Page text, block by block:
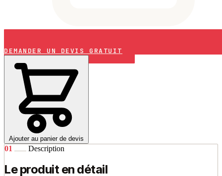
DEMANDER UN DEVIS GRATUIT
Ajouter au panier de devis
01 Description
Le produit en détail